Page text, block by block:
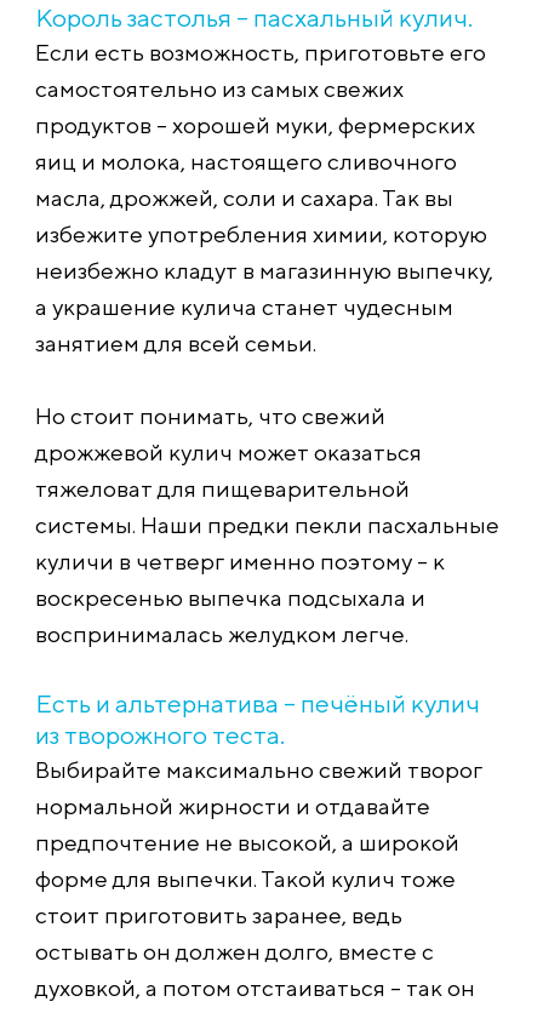
Король застолья – пасхальный кулич.
Если есть возможность, приготовьте его
самостоятельно из самых свежих
продуктов – хорошей муки, фермерских
яиц и молока, настоящего сливочного
масла, дрожжей, соли и сахара. Так вы
избежите употребления химии, которую
неизбежно кладут в магазинную выпечку,
а украшение кулича станет чудесным
занятием для всей семьи.
Но стоит понимать, что свежий
дрожжевой кулич может оказаться
тяжеловат для пищеварительной
системы. Наши предки пекли пасхальные
куличи в четверг именно поэтому – к
воскресенью выпечка подсыхала и
воспринималась желудком легче.
Есть и альтернатива – печёный кулич
из творожного теста.
Выбирайте максимально свежий творог
нормальной жирности и отдавайте
предпочтение не высокой, а широкой
форме для выпечки. Такой кулич тоже
стоит приготовить заранее, ведь
остывать он должен долго, вместе с
духовкой, а потом отстаиваться – так он